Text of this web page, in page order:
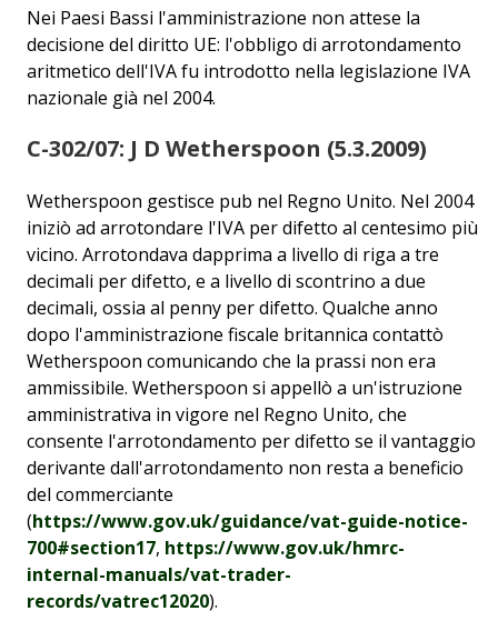
Nei Paesi Bassi l'amministrazione non attese la
decisione del diritto UE: l'obbligo di arrotondamento
aritmetico dell'IVA fu introdotto nella legislazione IVA
nazionale già nel 2004.
C-302/07: J D Wetherspoon (5.3.2009)
Wetherspoon gestisce pub nel Regno Unito. Nel 2004
iniziò ad arrotondare l'IVA per difetto al centesimo più
vicino. Arrotondava dapprima a livello di riga a tre
decimali per difetto, e a livello di scontrino a due
decimali, ossia al penny per difetto. Qualche anno
dopo l'amministrazione fiscale britannica contattò
Wetherspoon comunicando che la prassi non era
ammissibile. Wetherspoon si appellò a un'istruzione
amministrativa in vigore nel Regno Unito, che
consente l'arrotondamento per difetto se il vantaggio
derivante dall'arrotondamento non resta a beneficio
del commerciante
(https://www.gov.uk/guidance/vat-guide-notice-
700#section17, https://www.gov.uk/hmrc-
internal-manuals/vat-trader-
records/vatrec12020).